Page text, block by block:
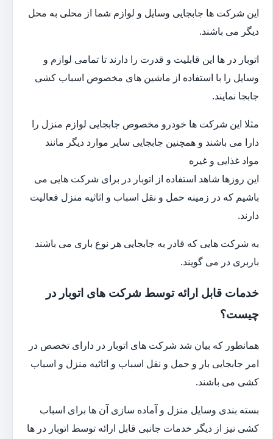
این شرکت ها جابجایی وسایل و لوازم شما از محلی به محل
دیگر می باشند.
اتوبار در ها این قابلیت و قدرت را دارند تا تمامی لوازم و
وسایل را با استفاده از ماشین های مخصوص اسباب کشی
جابجا نمایند.
مثلا این شرکت ها خودرو مخصوص جابجایی لوازم منزل را
دارا می باشند و همچنین جابجایی سایر موارد دیگر مانند
مواد غذایی و غیره
این روزها شاهد استفاده از اتوبار در برای شرکت هایی می
باشیم که در زمینه حمل و نقل اسباب و اثاثیه منزل فعالیت
دارند.
به شرکت هایی که قادر به جابجایی هر نوع باری می باشند
باربری در می گویند.
خدمات قابل ارائه توسط شرکت های اتوبار در
چیست؟
همانطور که بیان شد شرکت های اتوبار در دارای تخصص در
امر جابجایی بار و حمل و نقل اسباب و اثاثیه منزل و اسباب
کشی می باشند.
بسته بندی وسایل منزل و آماده سازی آن ها برای اسباب
کشی نیز از دیگر خدمات جانبی قابل ارائه توسط اتوبار در ها